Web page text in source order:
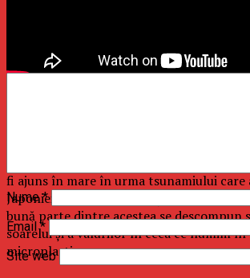
Studii recente estimează că insula
79.000 de tone metrice de plastic, din
fi ajuns în mare în urma tsunamiului care
Japoniei în 2011. Unele deşeuri sunt
bună parte dintre acestea se descompun
soarelui şi a valurilor în ceea ce numim în
microplastic.
Comentariu
Nume*
Email*
Site web